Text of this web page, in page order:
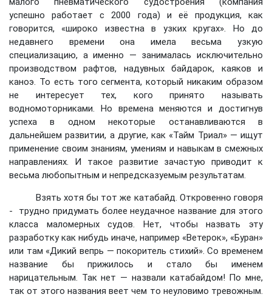
успешно работает с 2000 года) и её продукция, как
говорится, «широко известна в узких кругах». Но до
недавнего времени она имела весьма узкую
специализацию, а именно — занималась исключительно
производством рафтов, надувных байдарок, каяков и
каноэ. То есть того сегмента, который никаким образом
не интересует тех, кого принято называть
водномоторниками. Но времена меняются и достигнув
успеха в одном некоторые останавливаются в
дальнейшем развитии, а другие, как «Тайм Триал» — ищут
применение своим знаниям, умениям и навыкам в смежных
направлениях. И такое развитие зачастую приводит к
весьма любопытным и непредсказуемым результатам.
Взять хотя бы тот же катабайд. Откровенно говоря
- трудно придумать более неудачное название для этого
класса маломерных судов. Нет, чтобы назвать эту
разработку как нибудь иначе, например «Ветерок», «Буран»
или там «Дикий вепрь — покоритель стихий». Со временем
название бы прижилось и стало бы именем
нарицательным. Так нет — назвали катабайдом! По мне,
так от этого названия веет чем то неуловимо тревожным.